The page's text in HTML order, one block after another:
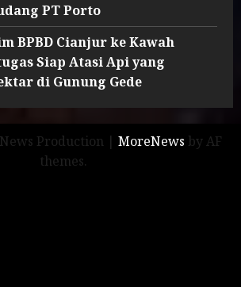
PT Porto
BPBD Cianjur ke Kawah
Siap Atasi Api yang
di Gunung Gede
Production | MoreNews by AF
themes.